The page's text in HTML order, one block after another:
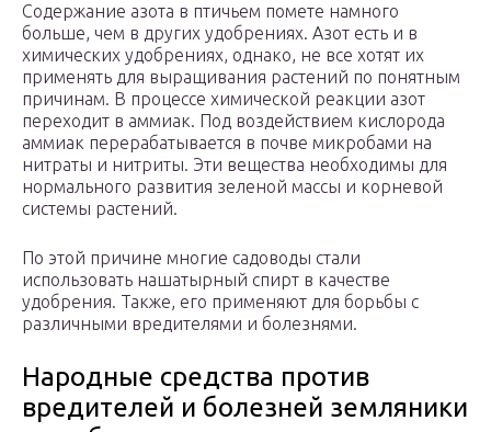
Содержание азота в птичьем помете намного
больше, чем в других удобрениях. Азот есть и в
химических удобрениях, однако, не все хотят их
применять для выращивания растений по понятным
причинам. В процессе химической реакции азот
переходит в аммиак. Под воздействием кислорода
аммиак перерабатывается в почве микробами на
нитраты и нитриты. Эти вещества необходимы для
нормального развития зеленой массы и корневой
системы растений.
По этой причине многие садоводы стали
использовать нашатырный спирт в качестве
удобрения. Также, его применяют для борьбы с
различными вредителями и болезнями.
Народные средства против
вредителей и болезней земляники